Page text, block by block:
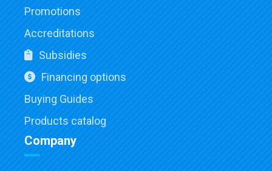
Promotions
Accreditations
Subsidies
Financing options
Buying Guides
Products catalog
Company